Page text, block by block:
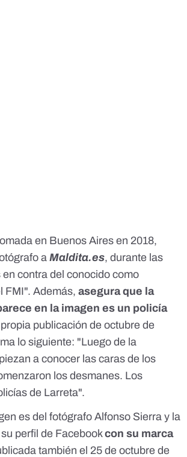
en Buenos Aires en 2018,
a Maldita.es, durante las
contra del conocido como
FMI". Además, asegura que la
en la imagen es un policía
publicación de octubre de
lo siguiente: "Luego de la
a conocer las caras de los
los desmanes. Los
de Larreta".
es del fotógrafo Alfonso Sierra y la
perfil de Facebook con su marca
también el 25 de octubre de